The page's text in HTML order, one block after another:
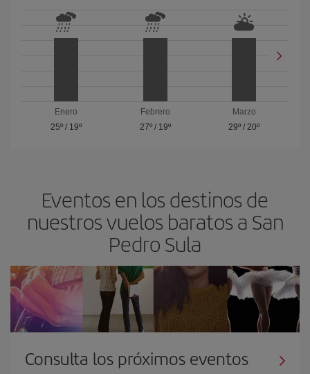
Enero
25º/ 19º
Febrero
27º/ 19º
Marzo
29º /20º
Eventos en los destinos de
nuestros vuelos baratos a San
Pedro Sula
Consulta los próximos eventos